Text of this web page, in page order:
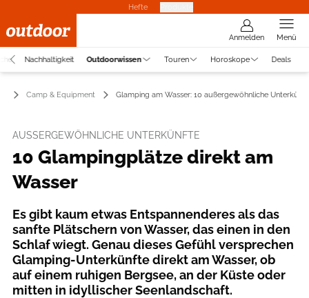
Hefte
Anmelden Menü
Nachhaltigkeit Outdoorwissen Touren Horoskope Deals
Camp & Equipment Glamping am Wasser: 10 außergewöhnliche
AUSSERGEWÖHNLICHE UNTERKÜNFTE
10 Glampingplätze direkt am
Wasser
Es gibt kaum etwas Entspannenderes als das
sanfte Plätschern von Wasser, das einen in den
Schlaf wiegt. Genau dieses Gefühl versprechen
Glamping-Unterkünfte direkt am Wasser, ob
auf einem ruhigen Bergsee, an der Küste oder
mitten in idyllischer Seenlandschaft.